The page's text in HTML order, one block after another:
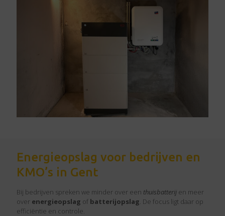
Energieopslag voor bedrijven en
KMO’s in Gent
Bij bedrijven spreken we minder over een thuisbatterij en meer
over energieopslag of batterijopslag. De focus ligt daar op
efficiëntie en controle.